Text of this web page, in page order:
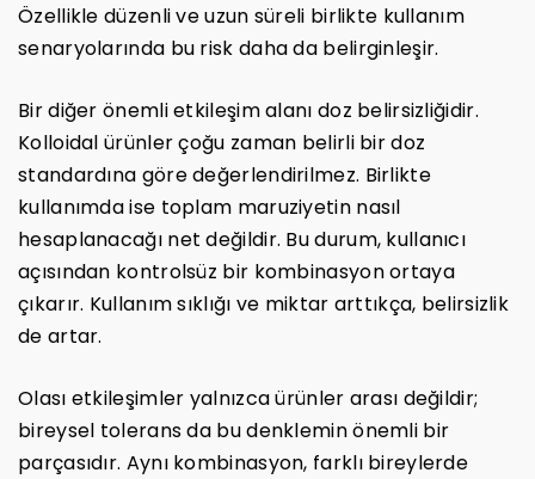
Özellikle düzenli ve uzun süreli birlikte kullanım
senaryolarında bu risk daha da belirginleşir.
Bir diğer önemli etkileşim alanı doz belirsizliğidir.
Kolloidal ürünler çoğu zaman belirli bir doz
standardına göre değerlendirilmez. Birlikte
kullanımda ise toplam maruziyetin nasıl
hesaplanacağı net değildir. Bu durum, kullanıcı
açısından kontrolsüz bir kombinasyon ortaya
çıkarır. Kullanım sıklığı ve miktar arttıkça, belirsizlik
de artar.
Olası etkileşimler yalnızca ürünler arası değildir;
bireysel tolerans da bu denklemin önemli bir
parçasıdır. Aynı kombinasyon, farklı bireylerde